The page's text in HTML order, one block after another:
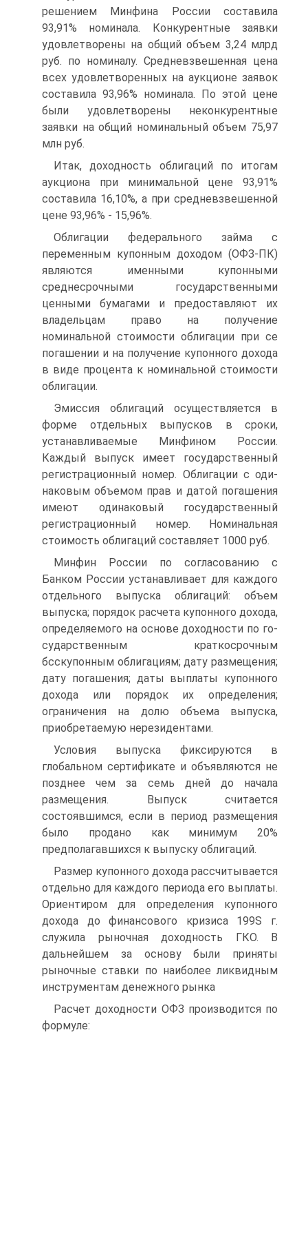
решением Минфина России составила
93,91% но­минала. Конкурентные заявки
удовлетворены на общий объем 3,24 млрд
руб. по номиналу. Средневзвешенная цена
всех удовлетворен­ных на аукционе заявок
составила 93,96% номинала. По этой цене
были удовлетворены неконкурентные
заявки на общий номиналь­ный объем 75,97
млн руб.
Итак, доходность облигаций по итогам
аукциона при мини­мальной цене 93,91%
составила 16,10%, а при средневзвешенной
цене 93,96% - 15,96%.
Облигации федерального займа с
переменным купонным доходом (ОФЗ-ПК)
являются именными купонными
среднесрочными госу­дарственными
ценными бумагами и предоставляют их
владельцам право на получение
номинальной стоимости облигации при се
по­гашении и на получение купонного дохода
в виде процента к но­минальной стоимости
облигации.
Эмиссия облигаций осуществляется в
форме отдельных выпус­ков в сроки,
устанавливаемые Минфином России.
Каждый выпуск имеет государственный
регистрационный номер. Облигации с оди­
наковым объемом прав и датой погашения
имеют одинаковый го­сударственный
регистрационный номер. Номинальная
стоимость облигаций составляет 1000 руб.
Минфин России по согласованию с
Банком России устанавливает для каждого
отдельного выпуска облигаций: объем
выпуска; порядок расчета купонного дохода,
определяемого на основе доходности по го­
сударственным краткосрочным
бсскупонным облигациям; дату разме­щения;
дату погашения; даты выплаты купонного
дохода или порядок их определения;
ограничения на долю объема выпуска,
приобретаемую нерезидентами.
Условия выпуска фиксируются в
глобальном сертификате и объяв­ляются не
позднее чем за семь дней до начала
размещения. Выпуск считается
состоявшимся, если в период размещения
было продано как минимум 20%
предполагавшихся к выпуску облигаций.
Размер купонного дохода рассчитывается
отдельно для каждого пе­риода его выплаты.
Ориентиром для определения купонного
дохода до финансового кризиса 199S г.
служила рыночная доходность ГКО. В
дальнейшем за основу были приняты
рыночные ставки по наиболее ликвидным
инструментам денежного рынка
Расчет доходности ОФЗ производится по
формуле: